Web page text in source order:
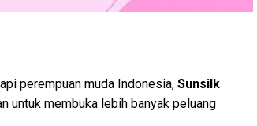
perempuan muda Indonesia, Sunsilk
untuk membuka lebih banyak peluang